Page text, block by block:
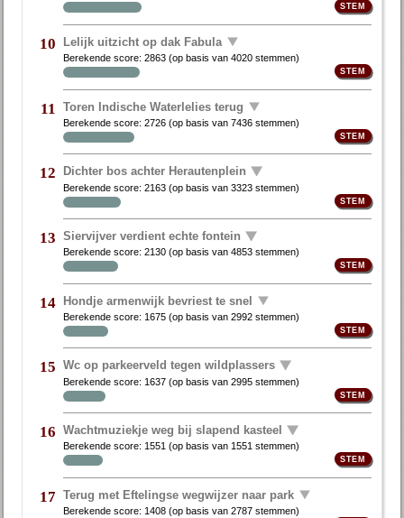
10 Lelijk uitzicht op dak Fabula
Berekende score:2863 (op basis van4020 stemmen)
11 Toren Indische Waterlelies terug
Berekende score:2726 (op basis van7436 stemmen)
12 Dichter bos achter Herautenplein
Berekende score:2163 (op basis van3323 stemmen)
13 Siervijver verdient echte fontein
Berekende score:2130 (op basis van4853 stemmen)
14 Hondje armenwijk bevriest te snel
Berekende score: 1675 (op basis van2992 stemmen)
15 Wc op parkeerveld tegen wildplassers
Berekende score: 1637 (op basis van2995 stemmen)
16 Wachtmuziekje weg bij slapend kasteel
Berekende score: 1551 (op basis van 1551 stemmen)
17 Terug met Eftelingse wegwijzer naar park
Berekende score: 1408 (op basis van2787 stemmen)